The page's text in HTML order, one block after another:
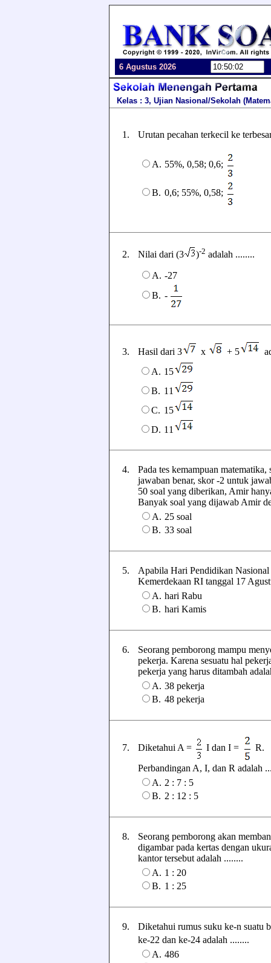
6 Agustus 2026
Kelas : 3, Ujian Nasional/Sekolah
1. Urutan pecahan terkecil ke
A. 55%, 0,58; 0,6;
B. 0,6; 55%, 0,58;
2. Nilai dari (3 )-2 adalah ........
A. -27
B. -
3. Hasil dari 3 x + 5
A. 15
B. 11
C. 15
D. 11
4.
Pada tes kemampuan
jawaban benar, skor -2 untuk
50 soal yang diberikan, Amir
Banyak soal yang dijawab Amir
A. 25 soal
B. 33 soal
5.
Apabila Hari Pendidikan
Kemerdekaan RI tanggal 17
A. hari Rabu
B. hari Kamis
6.
Seorang pemborong mampu
pekerja. Karena sesuatu hal
pekerja yang harus ditambah
A. 38 pekerja
B. 48 pekerja
7. Diketahui A = I dan I =
R.
Perbandingan A, I, dan R adalah
A. 2 : 7 : 5
B. 2 : 12 : 5
8.
Seorang pemborong akan
digambar pada kertas dengan
kantor tersebut adalah ........
A. 1 : 20
B. 1 : 25
9.
Diketahui rumus suku ke-n suatu
ke-22 dan ke-24 adalah ........
A. 486